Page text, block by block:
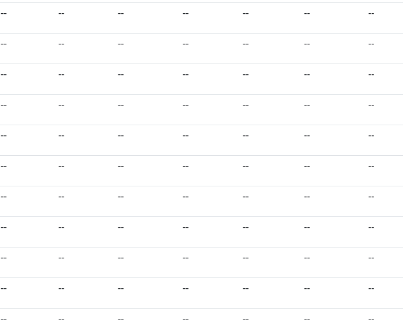
-- -- -- -- -- -- --
-- -- -- -- -- -- --
-- -- -- -- -- -- --
-- -- -- -- -- -- --
-- -- -- -- -- -- --
-- -- -- -- -- -- --
-- -- -- -- -- -- --
-- -- -- -- -- -- --
-- -- -- -- -- -- --
-- -- -- -- -- -- --
-- -- -- -- -- -- --